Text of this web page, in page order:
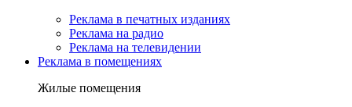
Реклама в печатных изданиях
Реклама на радио
Реклама на телевидении
Реклама в помещениях
Жилые помещения